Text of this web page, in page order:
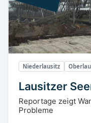
Niederlausitz
Lausitzer
Reportage zeigt
Probleme